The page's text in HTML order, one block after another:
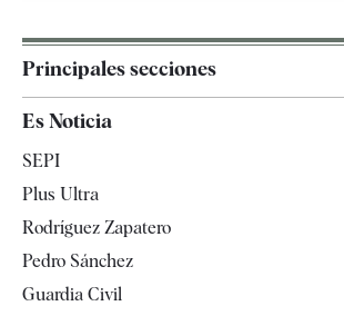
Principales secciones
España
Televisión
Es Noticia
SEPI
Plus Ultra
Rodríguez Zapatero
Pedro Sánchez
Guardia Civil